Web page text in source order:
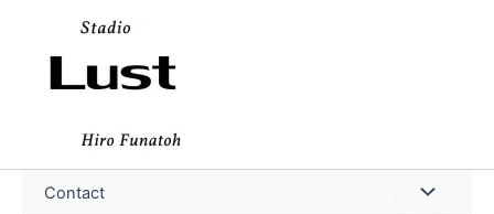
プ
Contact